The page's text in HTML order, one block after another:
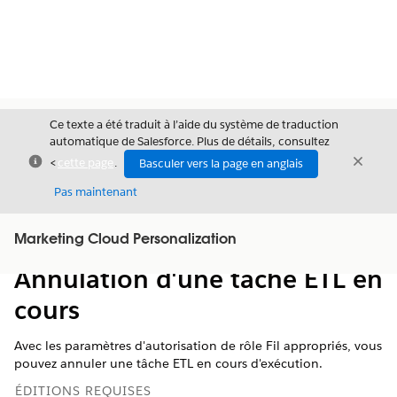
Fermer
Ce texte a été traduit à l’aide du système de traduction
automatique de Salesforce. Plus de détails, consultez
<cette page .
Basculer vers la page en anglais
Pas maintenant
Fermer
Marketing Cloud Personalization
Afficher la table des matières
Table des
matières
Annulation d'une tâche ETL en
cours
Avec les paramètres d'autorisation de rôle Fil appropriés, vous
pouvez annuler une tâche ETL en cours d'exécution.
ÉDITIONS REQUISES